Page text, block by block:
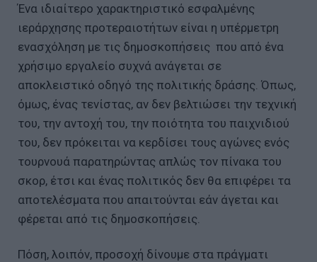
Ένα ιδιαίτερο χαρακτηριστικό εσφαλμένης
ιεράρχησης προτεραιοτήτων είναι η υπέρμετρη
ενασχόληση με τις δημοσκοπήσεις που από ένα
χρήσιμο εργαλείο συχνά ανάγεται σε
αποκλειστικό οδηγό της πολιτικής δράσης. Όπως,
όμως, ένας τενίστας, αν δεν βελτιώσει την τεχνική
του, την αντοχή του, την ποιότητα του παιχνιδιού
του, δεν πρόκειται να κερδίσει τους αγώνες ενός
τουρνουά παρατηρώντας απλώς τον πίνακα του
σκορ, έτσι και ένας πολιτικός δεν θα επιφέρει τα
αποτελέσματα που απαιτούνται εάν άγεται και
φέρεται από τις δημοσκοπήσεις.
Πόση, λοιπόν, προσοχή δίνουμε στα πράγματι